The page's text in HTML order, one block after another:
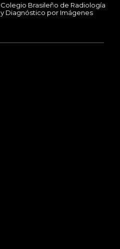
Colegio Brasileño de Radiología
y Diagnóstico por Imágenes